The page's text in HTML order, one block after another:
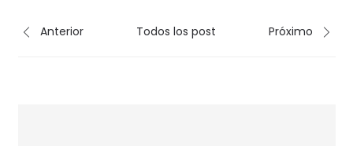
Anterior Todos los post Próximo